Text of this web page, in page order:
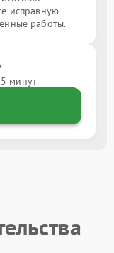
исправную
работы.
минут